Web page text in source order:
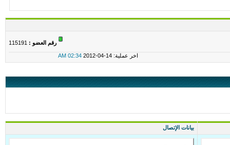
رقم العضو :
اخر عملية: 14-04-2012 02:34 AM
بيانات الإتصال